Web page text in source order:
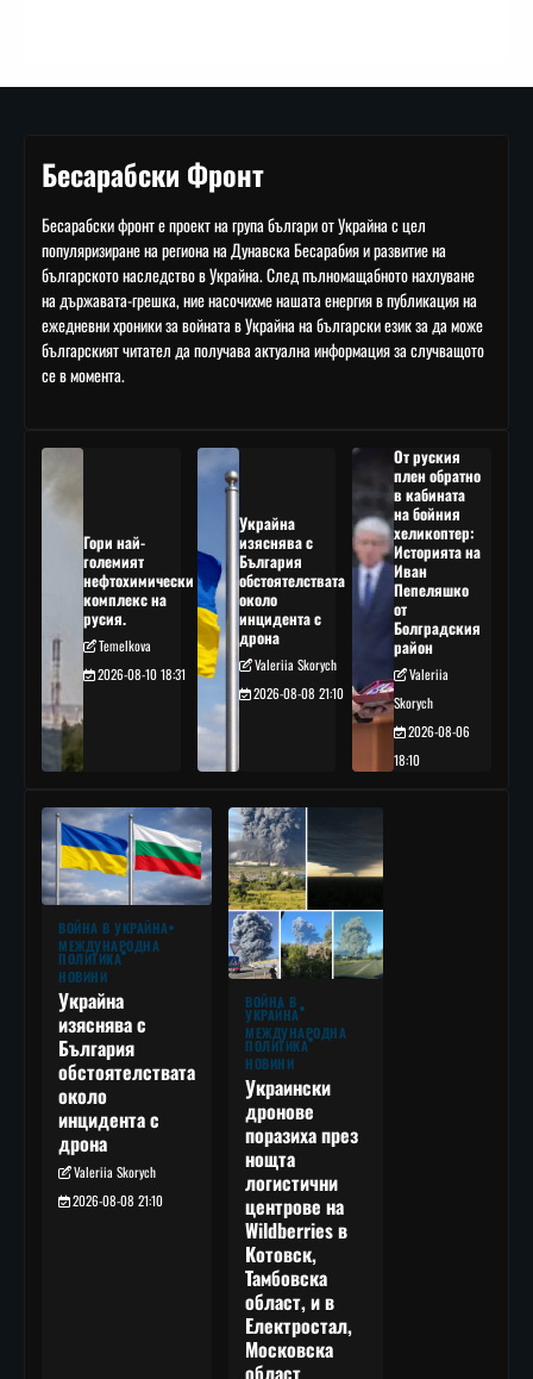
Бесарабски Фронт
Бесарабски фронт е проект на група българи от Украйна с цел
популяризиране на региона на Дунавска Бесарабия и развитие на
българското наследство в Украйна. След пълномащабното нахлуване
на държавата-грешка, ние насочихме нашата енергия в публикация на
ежедневни хроники за войната в Украйна на български език за да може
българският читател да получава актуална информация за случващото
се в момента.
Гори най-
големият
нефтохимически
комплекс на
русия.
Temelkova
2026-08-10 18:31
Украйна
изяснява с
България
обстоятелствата
около
инцидента с
дрона
Valeriia Skorych
2026-08-08 21:10
От руския
плен обратно
в кабината
на бойния
хеликоптер:
Историята на
Иван
Пепеляшко
от
Болградския
район
Valeriia
Skorych
2026-08-06
18:10
ВОЙНА В УКРАЙНА
МЕЖДУНАРОДНА
ПОЛИТИКА
НОВИНИ
Украйна
изяснява с
България
обстоятелствата
около
инцидента с
дрона
Valeriia Skorych
2026-08-08 21:10
ВОЙНА В
УКРАЙНА
МЕЖДУНАРОДНА
ПОЛИТИКА
НОВИНИ
Украински
дронове
поразиха през
нощта
логистични
центрове на
Wildberries в
Котовск,
Тамбовска
област, и в
Електростал,
Московска
област